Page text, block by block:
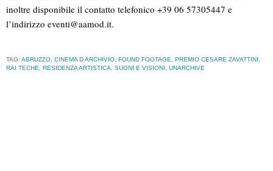
inoltre disponibile il contatto telefonico +39 06 57305447 e
l’indirizzo eventi@aamod.it.
TAG: ABRUZZO, CINEMA D ARCHIVIO, FOUND FOOTAGE, PREMIO CESARE ZAVATTINI,
RAI TECHE, RESIDENZA ARTISTICA, SUONI E VISIONI, UNARCHIVE